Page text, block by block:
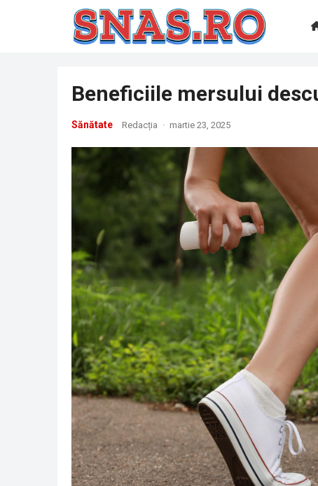
Beneficiile mersului
Sănătate Redacția · martie 23, 2025